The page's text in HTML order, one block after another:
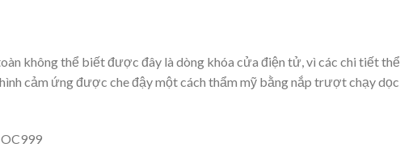
không thể biết được đây là dòng khóa cửa điện tử, vì các chi tiết thể
cảm ứng được che đậy một cách thẩm mỹ bằng nắp trượt chạy dọc